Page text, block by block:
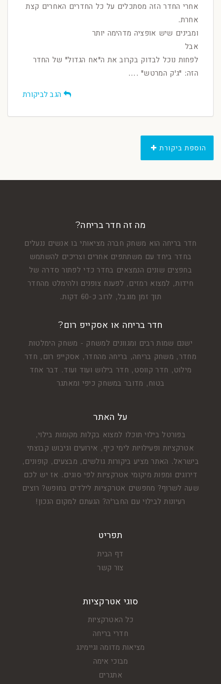
אחרי החדר הזה מסתכלים על כל החדרים האחרים קצת
אחרת.
ומבינים שיש אופציה מדהימה יותר
אבל
לפחות נוכל לבדוק בקרוב את ה"אח הגדול" של החדר
הזה: "ג'ק המרטש" ....
הגב לביקורת
הוספת ביקורת
מה זה חדר בריחה?
חדר בריחה הוא משחק חברה מציאותי בו אנשים ננעלים
בחדר ביחד עם משתתפים אחרים וצריכים להשתמש
בחפצים שונים הנמצאים בחדר כדי לפתור סדרה של
חידות, למצוא רמזים, לפענח צופנים ולהימלט מהחדר
תוך זמן מוגבל, לרוב כ-60 דקות.
חדר בריחה או אסקייפ רום?
ישנם שמות רבים ומגוונים למשחק - משחק הימלטות
מחדר, משחק בריחה, בריחה מהחדר, אסקייפ רום, חדר
מילוט, חדר קווסט, חדר בילוש ועוד ועוד. דבר אחד
בטוח, מדובר במשחק כיפי ומאתגר
על האתר
בפורטל בילוי תוכלו למצוא בקלות מקומות בילוי,
אטרקציות ופעילויות לימי כיף, אירועים וגיבוש קבוצתי
בישראל. האתר מציע ביקורות גולשים, מבצעים, קופונים,
דירוגים ומפות מיקומי אטרקציות לפי סוגים. אז יש לכם
שעה לשרוף? מחפשים אטרקציות לילדים בחופש? רוצים
רעיונות לבילוי עם החבר'ה? הגעתם למקום הנכון!
תפריט
דף הבית
צור קשר
סוגי אטרקציות
כל האטרקציות
חדרי בריחה
מציאות מדומה וגיימינג
מבוכי אימה
אתגרים